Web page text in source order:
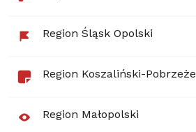
Region Śląsk Opolski
Region Koszaliński-Pobrzeże
Region Małopolski